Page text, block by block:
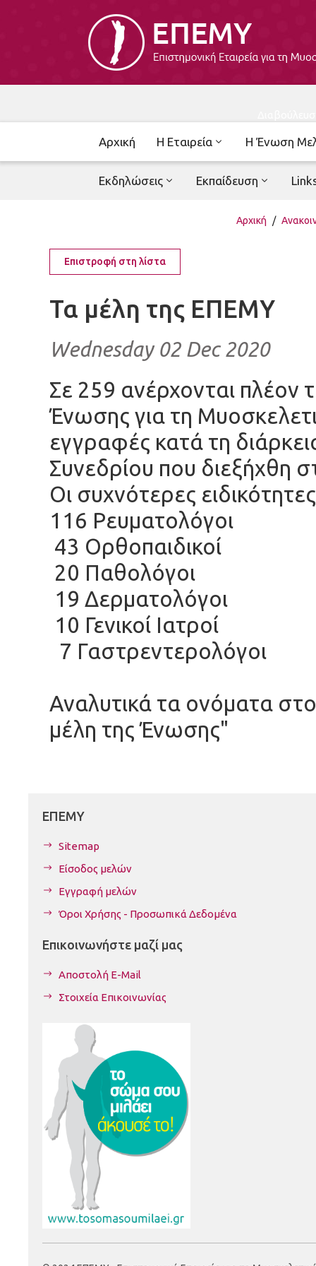
Αρχική Η Εταιρεία Η Ένωση
Εκδηλώσεις Εκπαίδευση
Αρχική /
Επιστροφή στη λίστα
Τα μέλη της ΕΠΕΜΥ
Wednesday 02 Dec 2020
Σε 259 ανέρχονται πλέον
Ένωσης για τη
εγγραφές κατά τη
Συνεδρίου που διεξήχθη
Οι συχνότερες
116 Ρευματολόγοι
43 Ορθοπαιδικοί
20 Παθολόγοι
19 Δερματολόγοι
10 Γενικοί Ιατροί
7 Γαστρεντερολόγοι
Αναλυτικά τα ονόματα
μέλη της Ένωσης"
ΕΠΕΜΥ
Sitemap
Είσοδος μελών
Εγγραφή μελών
Όροι Χρήσης - Προσωπικά Δεδομένα
Επικοινωνήστε μαζί μας
Αποστολή E-Mail
Στοιχεία Επικοινωνίας